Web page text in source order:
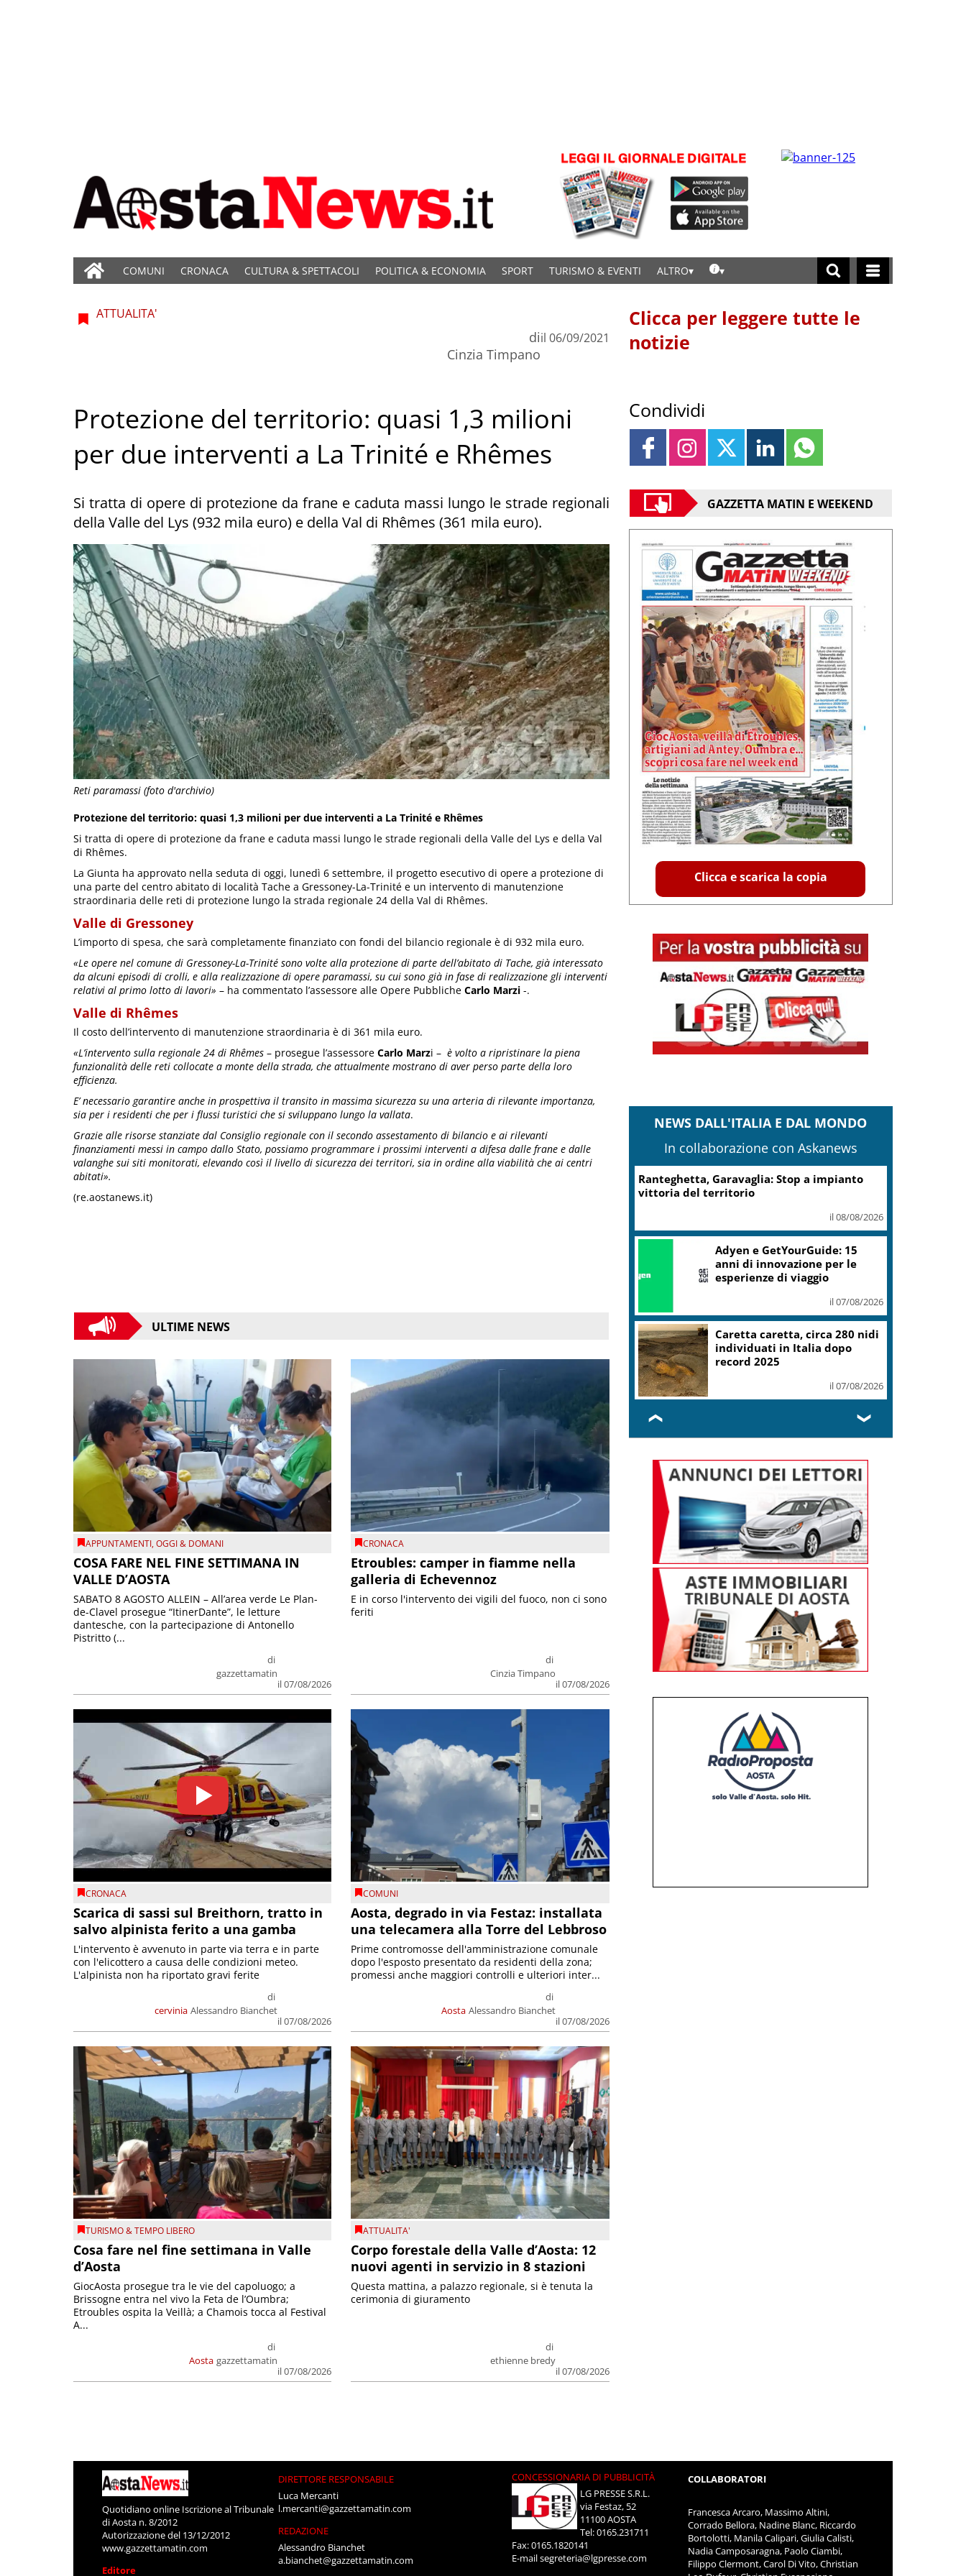
COMUNI CRONACA CULTURA & SPETTACOLI POLITICA & ECONOMIA SPORT TURISMO & EVENTI ALTRO
Reti paramassi (foto d'archivio)
ATTUALITA'
di
Cinzia Timpano
il 06/09/2021
Protezione del territorio: quasi 1,3 milioni
per due interventi a La Trinité e Rhêmes
Si tratta di opere di protezione da frane e caduta massi lungo le strade regionali
della Valle del Lys (932 mila euro) e della Val di Rhêmes (361 mila euro).
Protezione del territorio: quasi 1,3 milioni per due interventi a La Trinité e Rhêmes
Si tratta di opere di protezione da frane e caduta massi lungo le strade regionali della Valle del Lys e della Val
di Rhêmes.
La Giunta ha approvato nella seduta di oggi, lunedì 6 settembre, il progetto esecutivo di opere a protezione di
una parte del centro abitato di località Tache a Gressoney-La-Trinité e un intervento di manutenzione
straordinaria delle reti di protezione lungo la strada regionale 24 della Val di Rhêmes.
Valle di Gressoney
L’importo di spesa, che sarà completamente finanziato con fondi del bilancio regionale è di 932 mila euro.
«Le opere nel comune di Gressoney-La-Trinité sono volte alla protezione di parte dell’abitato di Tache, già interessato
da alcuni episodi di crolli, e alla realizzazione di opere paramassi, su cui sono già in fase di realizzazione gli interventi
relativi al primo lotto di lavori» – ha commentato l’assessore alle Opere Pubbliche Carlo Marzi -.
Valle di Rhêmes
Il costo dell’intervento di manutenzione straordinaria è di 361 mila euro.
«L’intervento sulla regionale 24 di Rhêmes – prosegue l’assessore Carlo Marzi – è volto a ripristinare la piena
funzionalità delle reti collocate a monte della strada, che attualmente mostrano di aver perso parte della loro
efficienza.
E’ necessario garantire anche in prospettiva il transito in massima sicurezza su una arteria di rilevante importanza,
sia per i residenti che per i flussi turistici che si sviluppano lungo la vallata.
Grazie alle risorse stanziate dal Consiglio regionale con il secondo assestamento di bilancio e ai rilevanti
finanziamenti messi in campo dallo Stato, possiamo programmare i prossimi interventi a difesa dalle frane e dalle
valanghe sui siti monitorati, elevando così il livello di sicurezza dei territori, sia in ordine alla viabilità che ai centri
abitati».
(re.aostanews.it)
ULTIME NEWS
APPUNTAMENTI,OGGI & DOMANI
COSA FARE NEL FINE SETTIMANA IN
VALLE D’AOSTA
di
gazzettamatin
il 07/08/2026
SABATO 8 AGOSTO ALLEIN – All’area verde Le Plan-
de-Clavel prosegue “ItinerDante”, le letture
dantesche, con la partecipazione di Antonello
Pistritto (...
CRONACA
Etroubles: camper in fiamme nella
galleria di Echevennoz
di
Cinzia Timpano
il 07/08/2026
E in corso l'intervento dei vigili del fuoco, non ci sono
feriti
CRONACA
Scarica di sassi sul Breithorn, tratto in
salvo alpinista ferito a una gamba
cervinia
di
Alessandro Bianchet
il 07/08/2026
L'intervento è avvenuto in parte via terra e in parte
con l'elicottero a causa delle condizioni meteo.
L'alpinista non ha riportato gravi ferite
COMUNI
Aosta, degrado in via Festaz: installata
una telecamera alla Torre del Lebbroso
Aosta
di
Alessandro Bianchet
il 07/08/2026
Prime contromosse dell'amministrazione comunale
dopo l'esposto presentato da residenti della zona;
promessi anche maggiori controlli e ulteriori inter...
TURISMO & TEMPO LIBERO
Cosa fare nel fine settimana in Valle
d’Aosta
Aosta
di
gazzettamatin
il 07/08/2026
GiocAosta prosegue tra le vie del capoluogo; a
Brissogne entra nel vivo la Feta de l’Oumbra;
Etroubles ospita la Veillà; a Chamois tocca al Festival
A...
ATTUALITA'
Corpo forestale della Valle d’Aosta: 12
nuovi agenti in servizio in 8 stazioni
di
ethienne bredy
il 07/08/2026
Questa mattina, a palazzo regionale, si è tenuta la
cerimonia di giuramento
Clicca per leggere tutte le
notizie
Condividi
GAZZETTA MATIN E WEEKEND
Clicca e scarica la copia
NEWS DALL'ITALIA E DAL MONDO
In collaborazione con Askanews
Ranteghetta, Garavaglia: Stop a impianto
vittoria del territorio
il 08/08/2026
Adyen e GetYourGuide: 15
anni di innovazione per le
esperienze di viaggio
il 07/08/2026
Caretta caretta, circa 280 nidi
individuati in Italia dopo
record 2025
il 07/08/2026
❮ ❯
Quotidiano online Iscrizione al Tribunale
di Aosta n. 8/2012
Autorizzazione del 13/12/2012
www.gazzettamatin.com
Editore
DIRETTORE RESPONSABILE
Luca Mercanti
l.mercanti@gazzettamatin.com
REDAZIONE
Alessandro Bianchet
a.bianchet@gazzettamatin.com
CONCESSIONARIA DI PUBBLICITÀ
LG PRESSE S.R.L.
via Festaz, 52
11100 AOSTA
Tel: 0165.231711
Fax: 0165.1820141
E-mailsegreteria@lgpresse.com
COLLABORATORI
Francesca Arcaro, Massimo Altini,
Corrado Bellora, Nadine Blanc, Riccardo
Bortolotti, Manila Calipari, Giulia Calisti,
Nadia Camposaragna, Paolo Ciambi,
Filippo Clermont, Carol Di Vito, Christian